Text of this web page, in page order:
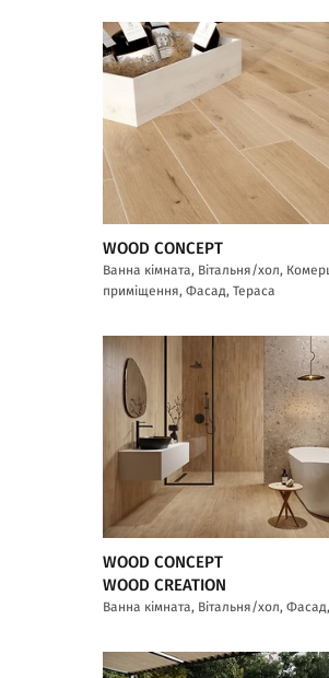
WOOD CONCEPT
Ванна кімната, Вітальня/хол,
приміщення, Фасад, Тераса
WOOD CONCEPT
WOOD CREATION
Ванна кімната, Вітальня/хол,